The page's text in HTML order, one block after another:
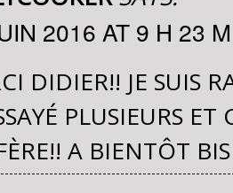
2016 AT 9 H 23
DIDIER!! JE SUIS
PLUSIEURS ET
A BIENTÔT